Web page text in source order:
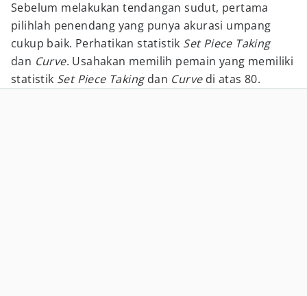
Sebelum melakukan tendangan sudut, pertama
pilihlah penendang yang punya akurasi umpang
cukup baik. Perhatikan statistik Set Piece Taking
dan Curve. Usahakan memilih pemain yang memiliki
statistik Set Piece Takingdan Curvedi atas 80.